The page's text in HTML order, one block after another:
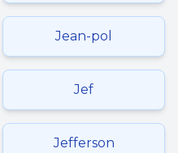
Jean-pol
Jef
Jefferson